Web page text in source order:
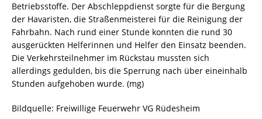
Betriebsstoffe. Der Abschleppdienst sorgte für die Bergung
der Havaristen, die Straßenmeisterei für die Reinigung der
Fahrbahn. Nach rund einer Stunde konnten die rund 30
ausgerückten Helferinnen und Helfer den Einsatz beenden.
Die Verkehrsteilnehmer im Rückstau mussten sich
allerdings gedulden, bis die Sperrung nach über eineinhalb
Stunden aufgehoben wurde. (mg)
Bildquelle: Freiwillige Feuerwehr VG Rüdesheim